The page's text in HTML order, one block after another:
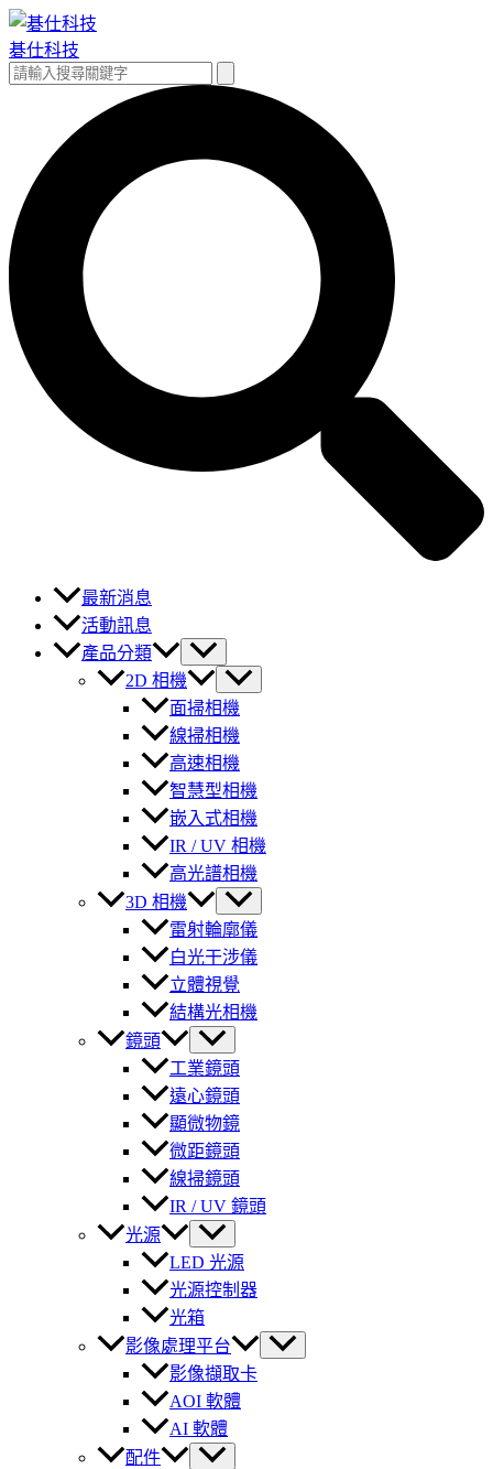
跳
至
主
碁仕科技
搜
最新消息
活動訊息
產品分類
2D 相機
面掃相機
線掃相機
高速相機
智慧型相機
嵌入式相機
IR / UV 相機
高光譜相機
3D 相機
雷射輪廓儀
白光干涉儀
立體視覺
結構光相機
鏡頭
工業鏡頭
遠心鏡頭
顯微物鏡
微距鏡頭
線掃鏡頭
IR / UV 鏡頭
光源
LED 光源
光源控制器
光箱
影像處理平台
影像擷取卡
AOI 軟體
AI 軟體
配件